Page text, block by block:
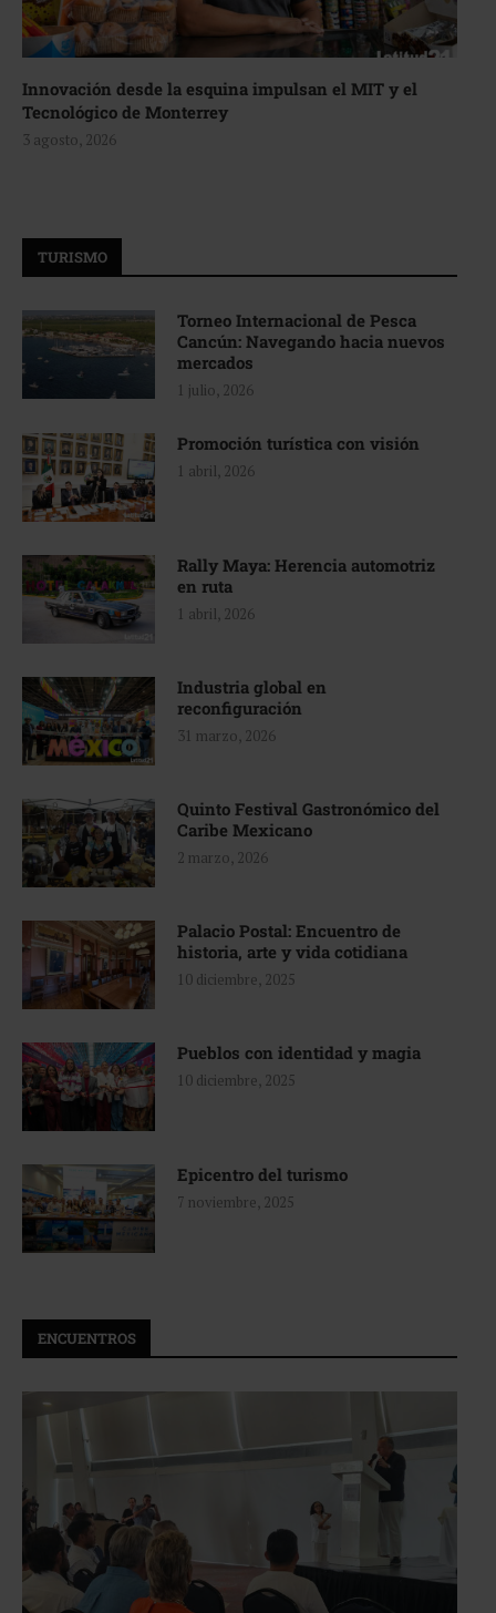
Innovación desde la esquina impulsan el MIT y el
Tecnológico de Monterrey
3 agosto, 2026
TURISMO
Torneo Internacional de Pesca
Cancún: Navegando hacia nuevos
mercados
1 julio, 2026
Promoción turística con visión
1 abril, 2026
Rally Maya: Herencia automotriz
en ruta
1 abril, 2026
Industria global en
reconfiguración
31 marzo, 2026
Quinto Festival Gastronómico del
Caribe Mexicano
2 marzo, 2026
Palacio Postal: Encuentro de
historia, arte y vida cotidiana
10 diciembre, 2025
Pueblos con identidad y magia
10 diciembre, 2025
Epicentro del turismo
7 noviembre, 2025
ENCUENTROS